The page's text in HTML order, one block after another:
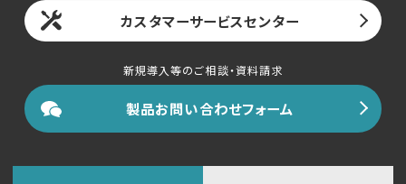
カスタマーサービスセンター
新規導入等のご相談・資料請求
製品お問い合わせフォーム